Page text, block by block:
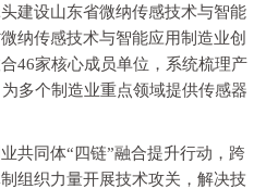
建设山东省微纳传感技术与智能
纳传感技术与智能应用制造业创
46家核心成员单位，系统梳理产
多个制造业重点领域提供传感器
共同体“四链”融合提升行动，跨
组织力量开展技术攻关，解决技